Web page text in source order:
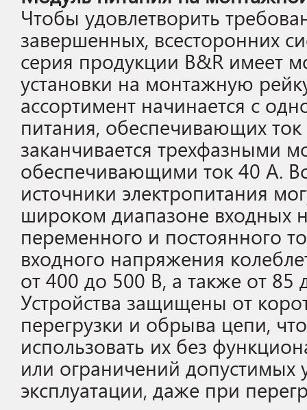
Чтобы удовлетворить
завершенных, всесторонних
серия продукции B&R имеет
установки на монтажную
ассортимент начинается с
питания, обеспечивающих ток
заканчивается трехфазными
обеспечивающими ток 40 A.
источники электропитания
широком диапазоне входных
переменного и постоянного
входного напряжения
от 400 до 500 В, а также от 85
Устройства защищены от
перегрузки и обрыва цепи,
использовать их без
или ограничений допустимых
эксплуатации, даже при